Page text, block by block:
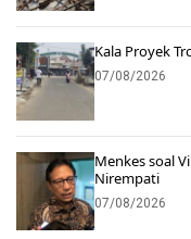
Kala Proyek
07/08/2026
Menkes soal
Nirempati
07/08/2026